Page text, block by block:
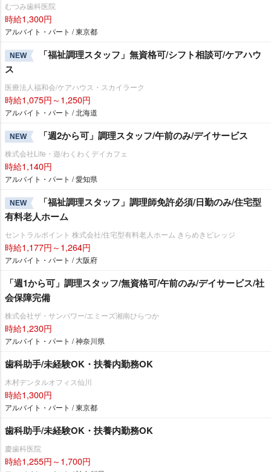
むつみ歯科医院
時給1,300円
アルバイト・パート / 東京都
NEW
「福祉調理スタッフ」無資格可/シフト相談可/ケアハウ
ス
医療法人福和会/ケアハウス・スカイラーク
時給1,075円～1,250円
アルバイト・パート / 北海道
NEW 「週2から可」調理スタッフ/午前のみ/デイサービス
株式会社Life・遊/わくわくデイカフェ
時給1,140円
アルバイト・パート / 愛知県
NEW
「福祉調理スタッフ」調理師免許必須/日勤のみ/住宅型
有料老人ホーム
セントラルポイント 株式会社/住宅型有料老人ホーム きらめきビレッジ
時給1,177円～1,264円
アルバイト・パート / 大阪府
「週1から可」調理スタッフ/無資格可/午前のみ/デイサービス/社
会保障完備
株式会社ザ・サンパワー/エミーズ湘南ひらつか
時給1,230円
アルバイト・パート / 神奈川県
歯科助手/未経験OK・扶養内勤務OK
木村デンタルオフィス仙川
時給1,300円
アルバイト・パート / 東京都
歯科助手/未経験OK・扶養内勤務OK
慶歯科医院
時給1,255円～1,700円